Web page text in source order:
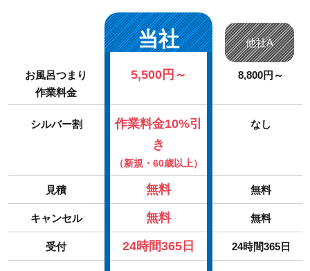
当社 他社A
お風呂つまり
作業料金
5,500円～ 8,800円～
シルバー割
作業料金10%引
き
（新規・60歳以上）
なし
見積 無料 無料
キャンセル 無料 無料
受付 24時間365日 24時間365日